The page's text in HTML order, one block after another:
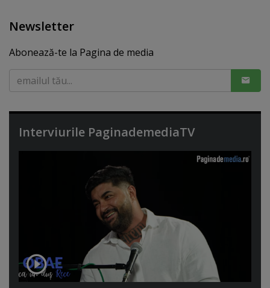
Newsletter
Abonează-te la Pagina de media
Interviurile PaginademediaTV